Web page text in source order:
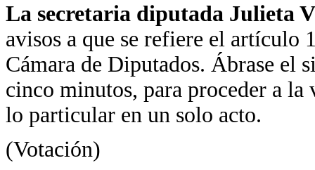
La secretaria diputada Julieta
avisos a que se refiere el artículo
Cámara de Diputados. Ábrase el
cinco minutos, para proceder a
lo particular en un solo acto.
(Votación)